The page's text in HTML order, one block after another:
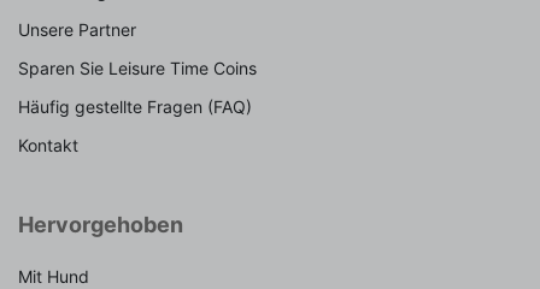
Unsere Partner
Sparen Sie Leisure Time Coins
Häufig gestellte Fragen (FAQ)
Kontakt
Hervorgehoben
Mit Hund